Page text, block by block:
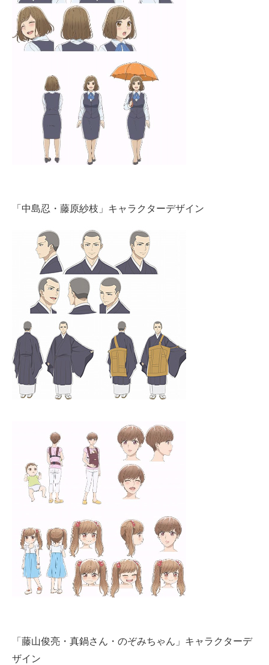
「中島忍・藤原紗枝」キャラクターデザイン
「藤山俊亮・真鍋さん・のぞみちゃん」キャラクターデ
ザイン